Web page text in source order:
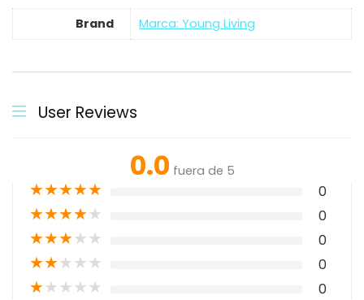
Brand Marca: Young Living
User Reviews
0.0 fuera de 5
★★★★★ 0
★★★★★ 0
★★★★★ 0
★★★★★ 0
★★★★★ 0